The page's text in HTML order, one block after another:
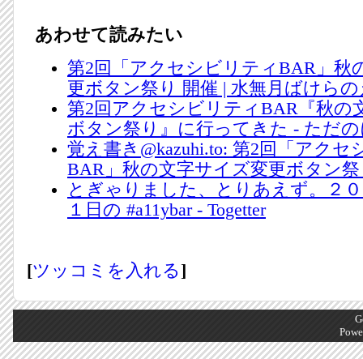
あわせて読みたい
第2回「アクセシビリティBAR」秋
更ボタン祭り 開催 | 水無月ばけら
第2回アクセシビリティBAR『秋の
ボタン祭り』に行ってきた - ただ
覚え書き@kazuhi.to: 第2回「アクセ
BAR」秋の文字サイズ変更ボタン
とぎゃりました、とりあえず。２
１日の #a11ybar - Togetter
[ツッコミを入れる]